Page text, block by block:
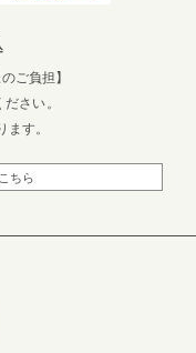
ご負担】
さい。
す。
ちら